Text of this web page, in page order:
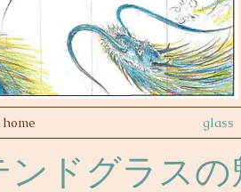
home glass
ンドグラス